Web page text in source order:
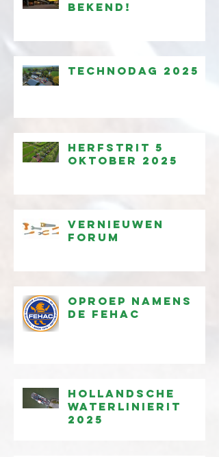
bekend!
Technodag 2025
Herfstrit 5
oktober 2025
Vernieuwen
forum
Oproep namens
de FEHAC
Hollandsche
waterlinierit
2025